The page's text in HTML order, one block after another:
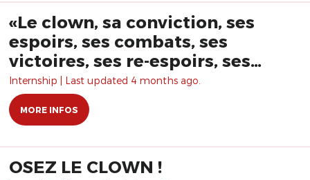
«Le clown, sa conviction, ses
espoirs, ses combats, ses
victoires, ses re-espoirs, ses
ratés, ses re-combats , ses re-
ratés, ses désespoirs, ses ruses,
ses faux ratés, ses chemins de
Tétard
Internship | Last updated 4 months ago.
MORE INFOS
OSEZ LE CLOWN !